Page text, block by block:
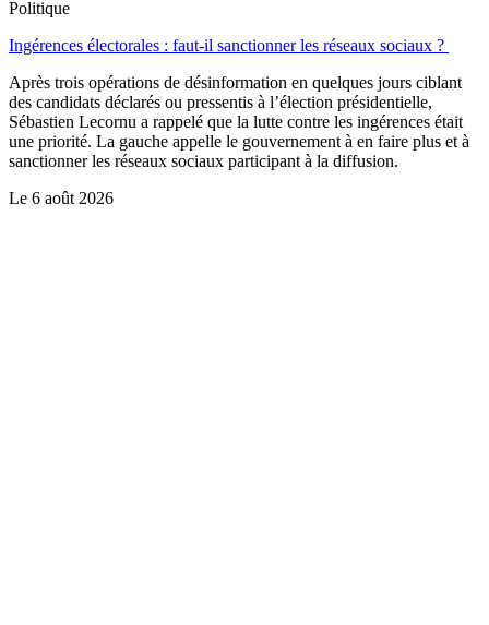
Politique
Ingérences électorales : faut-il sanctionner les réseaux sociaux ?
Après trois opérations de désinformation en quelques jours ciblant
des candidats déclarés ou pressentis à l’élection présidentielle,
Sébastien Lecornu a rappelé que la lutte contre les ingérences était
une priorité. La gauche appelle le gouvernement à en faire plus et à
sanctionner les réseaux sociaux participant à la diffusion.
Le 6 août 2026